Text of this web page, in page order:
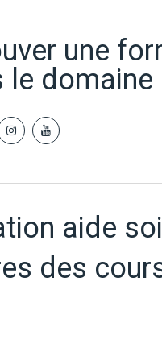
une
le domaine
aide
des